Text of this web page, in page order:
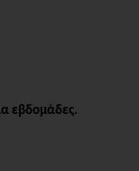
εβδομάδες.